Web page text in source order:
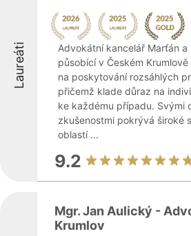
Laureáti
Advokátní kancelář Marťán a
působící v Českém
na poskytování rozsáhlých
přičemž klade důraz na
ke každému případu. Svými
zkušenostmi pokrývá široké
oblastí ...
9.2
Mgr. Jan Aulický -
Krumlov